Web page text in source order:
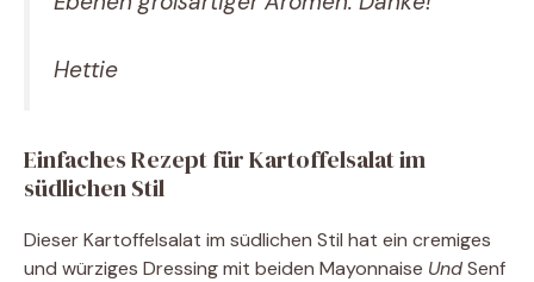
Hettie
Einfaches Rezept für Kartoffelsalat im
südlichen Stil
Dieser Kartoffelsalat im südlichen Stil hat ein cremiges
und würziges Dressing mit beiden Mayonnaise UndSenf